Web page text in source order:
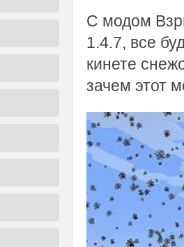
С модом
1.4.7, все
кинете
зачем этот